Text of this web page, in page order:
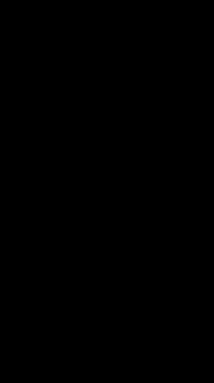
и оформил заказ.
вернусь снова!
загрузил свои
печати отлично, цвета